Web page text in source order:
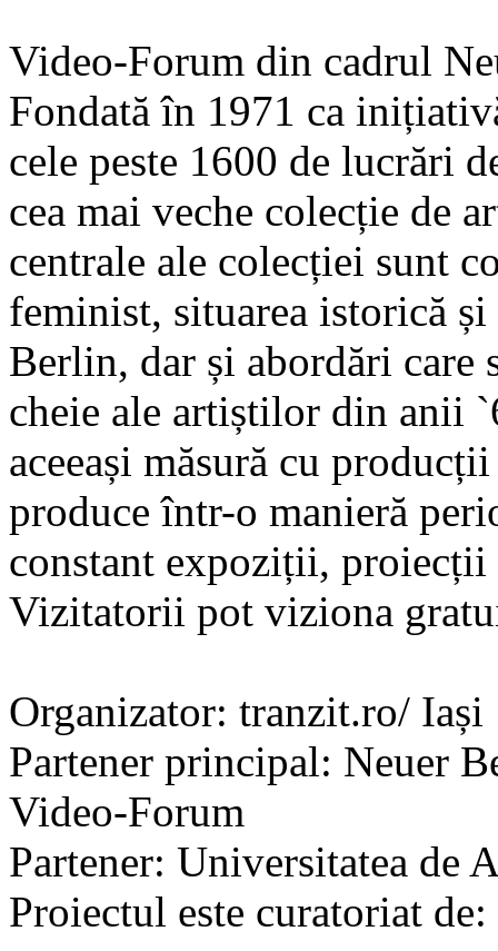
Video-Forum din cadrul
Fondată în 1971 ca
cele peste 1600 de lucrări
cea mai veche colecție de
centrale ale colecției sunt
feminist, situarea istorică
Berlin, dar și abordări care
cheie ale artiștilor din anii
aceeași măsură cu
produce într-o manieră
constant expoziții,
Vizitatorii pot viziona
Organizator: tranzit.ro/ Iași
Partener principal: Neuer
Video-Forum
Partener: Universitatea de
Proiectul este curatoriat